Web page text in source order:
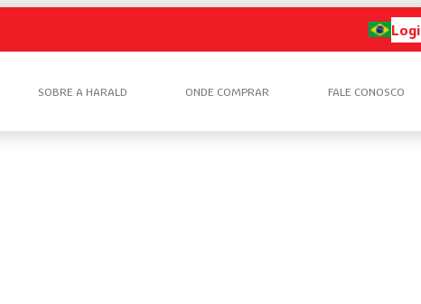
SOBRE A HARALD ONDE COMPRAR FALE CONOSCO